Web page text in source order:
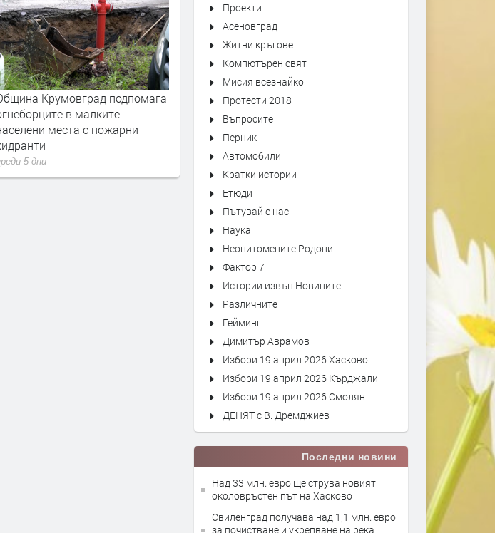
Крумовград подпомага
в малките
места с пожарни
5 дни
Първо издание на „Записки по
българските въстания“ от 1892
г. може да се види в архива на
Кърджали
преди 5 дни
Проекти
Асеновград
Житни кръгове
Компютърен свят
Мисия всезнайко
Протести 2018
Въпросите
Перник
Автомобили
Кратки истории
Етюди
Пътувай с нас
Наука
Неопитомените Родопи
Фактор 7
Истории извън Новините
Различните
Гейминг
Димитър Аврамов
Избори 19 април 2026 Хасково
Избори 19 април 2026 Кърджали
Избори 19 април 2026 Смолян
ДЕНЯТ с В. Дремджиев
Последни новини
Над 33 млн. евро ще струва новият
околовръстен път на Хасково
Свиленград получава над 1,1 млн. евро
за почистване и укрепване на река